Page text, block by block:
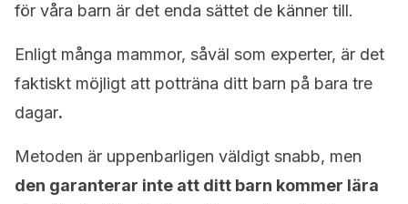
för våra barn är det enda sättet de känner till.
Enligt många mammor, såväl som experter, är det
faktiskt möjligt att potträna ditt barn på bara tre
dagar.
Metoden är uppenbarligen väldigt snabb, men
den garanterar inte att ditt barn kommer lära